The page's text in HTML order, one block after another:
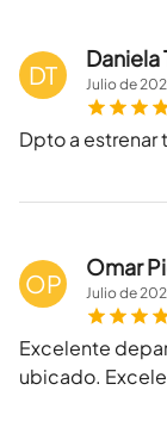
DT
Daniela
Juliode
Dpto a
OP
Omar
Juliode
Excelente
ubicado.